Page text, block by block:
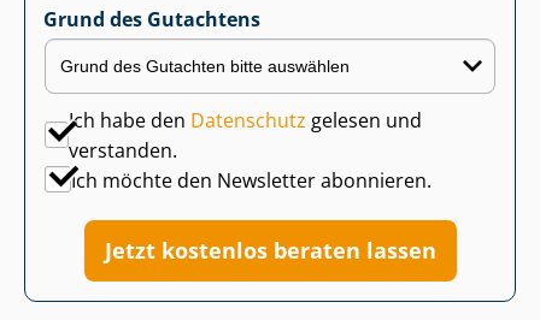
Grund des Gutachtens
Ich habe den Datenschutz gelesen und
verstanden.
Ich möchte den Newsletter abonnieren.
Jetzt kostenlos beraten lassen